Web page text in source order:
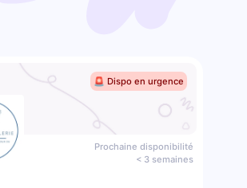
🚨 Dispo en urgence
Prochaine disponibilité
< 3 semaines